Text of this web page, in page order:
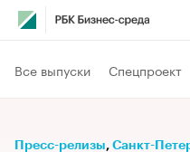
Все выпуски Спецпроект
Пресс-релизы⁠, Санкт-